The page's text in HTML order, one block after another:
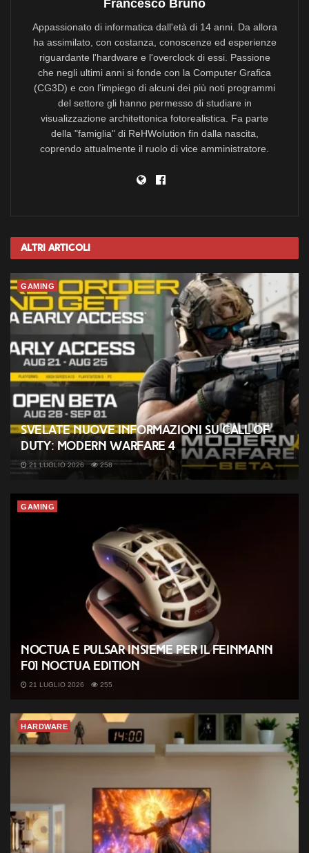
Francesco Bruno
Appassionato di informatica dall'età di 14 anni. Da allora
ha assimilato, con costanza, conoscenze ed esperienze
riguardante l'hardware e l'overclock di essi. Passione
che negli ultimi anni si fonde con la Computer Grafica
(CG3D) e con l'impiego di alcuni dei più noti programmi
del settore gli hanno permesso di studiare in
visualizzazione architettonica fotorealistica. Fa parte
della "famiglia" di ReHWolution fin dalla nascita,
coprendo attualmente il ruolo di vice amministratore.
Altri Articoli
GAMING
Svelate nuove informazioni su Call of
Duty: Modern Warfare 4
21 LUGLIO 2026 258
GAMING
Noctua e Pulsar insieme per il Feinmann
F01 Noctua Edition
21 LUGLIO 2026 255
HARDWARE